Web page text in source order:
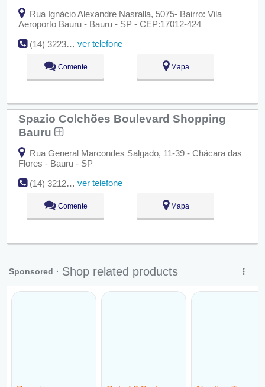
Rua Ignácio Alexandre Nasralla, 5075- Bairro: Vila
Aeroporto Bauru - Bauru - SP - CEP:17012-424
(14) 3223-3092
ver telefone
Comente Mapa
Spazio Colchões Boulevard Shopping
Bauru
Rua General Marcondes Salgado, 11-39 - Chácara das
Flores - Bauru - SP
(14) 3212-3847
ver telefone
Comente Mapa